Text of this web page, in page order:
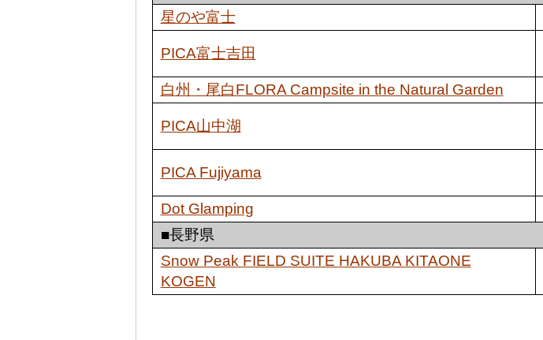
星のや富士
PICA富士吉田
白州・尾白FLORA Campsite in the Natural Garden
PICA山中湖
PICA Fujiyama
Dot Glamping
■長野県
Snow Peak FIELD SUITE HAKUBA KITAONE
KOGEN